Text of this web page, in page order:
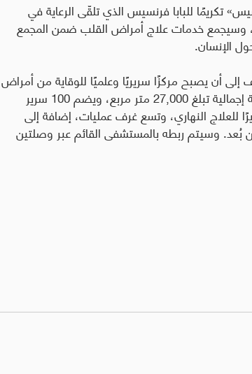
تكريمًا للبابا فرنسيس الذي تلقّى الرعاية في
خلال حبريته التي امتدت 13 عامًا، وسيجمع خدمات علاج أمراض القلب ضمن المجمع
الإنسان.
أن يصبح مركزًا سريريًا وعلميًا للوقاية من أمراض
ويمتد المركز على مساحة إجمالية تبلغ 27,000 متر مربع، ويضم 100 سرير
العادية، و28 سريرًا للعناية المركزة، و16 سريرًا للعلاج النهاري، وتسع غرف عمليات، إضافة إلى
بُعد. وسيتم ربطه بالمستشفى القائم عبر وصلتين